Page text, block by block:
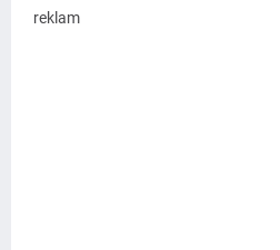
reklam